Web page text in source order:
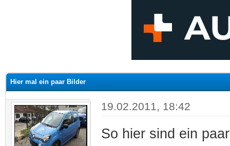
Hier mal ein paar Bilder
19.02.2011, 18:42
So hier sind ein